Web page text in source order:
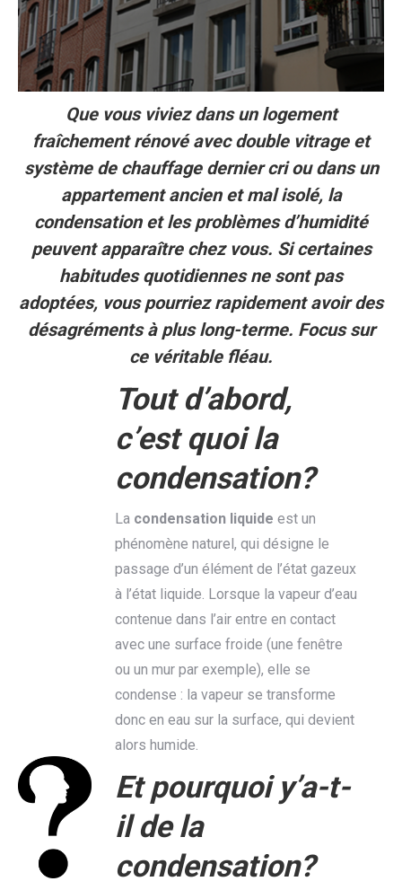
Que vous viviez dans un logement
fraîchement rénové avec double vitrage et
système de chauffage dernier cri ou dans un
appartement ancien et mal isolé, la
condensation et les problèmes d’humidité
peuvent apparaître chez vous. Si certaines
habitudes quotidiennes ne sont pas
adoptées, vous pourriez rapidement avoir des
désagréments à plus long-terme. Focus sur
ce véritable fléau.
Tout d’abord,
c’est quoi la
condensation?
La condensation liquide est un
phénomène naturel, qui désigne le
passage d’un élément de l’état gazeux
à l’état liquide. Lorsque la vapeur d’eau
contenue dans l’air entre en contact
avec une surface froide (une fenêtre
ou un mur par exemple), elle se
condense : la vapeur se transforme
donc en eau sur la surface, qui devient
alors humide.
Et pourquoi y’a-t-
il de la
condensation?